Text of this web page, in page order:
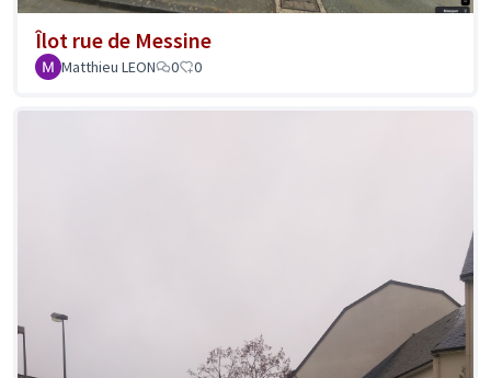
Îlot rue de Messine
Matthieu LEON 0 0